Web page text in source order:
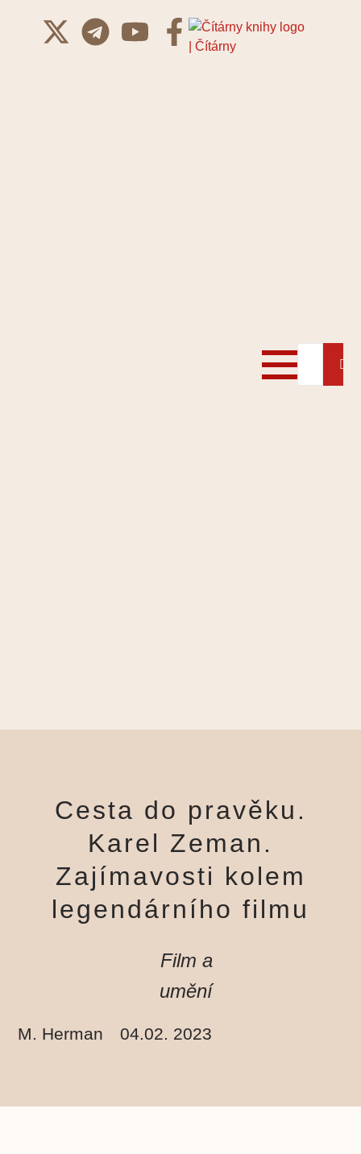
Cesta do pravěku.
Karel Zeman.
Zajímavosti kolem
legendárního filmu
Film a
umění
M. Herman 04.02. 2023